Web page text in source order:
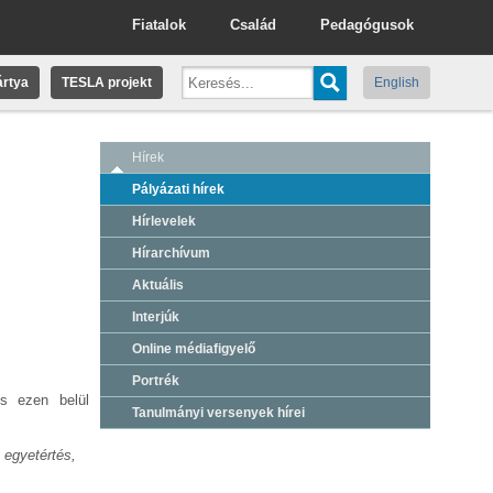
Pedagógusok
Család
Fiatalok
TESLA projekt English
ezen belül
Hírek
Pályázati hírek
Hírlevelek
Hírarchívum
Aktuális
Interjúk
Online médiafigyelő
Portrék
Tanulmányi versenyek hírei